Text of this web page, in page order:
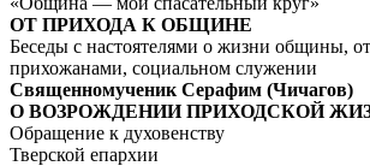
ОТ ПРИХОДА К ОБЩИНЕ
Беседы с настоятелями о жизни общины,
прихожанами, социальном служении
Священномученик Серафим (Чичагов)
О ВОЗРОЖДЕНИИ ПРИХОДСКОЙ
Обращение к духовенству
Тверской епархии